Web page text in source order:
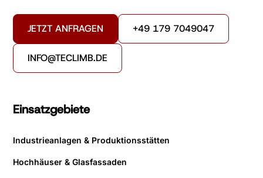
JETZT ANFRAGEN +49 179 7049047
INFO@TECLIMB.DE
Einsatzgebiete
Industrieanlagen & Produktionsstätten
Hochhäuser & Glasfassaden